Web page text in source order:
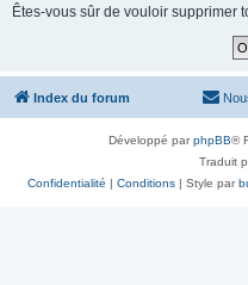
Êtes-vous sûr de vouloir supprimer
Index du forum
Développé parphpBB®
Traduit
Confidentialité | Conditions| Style par